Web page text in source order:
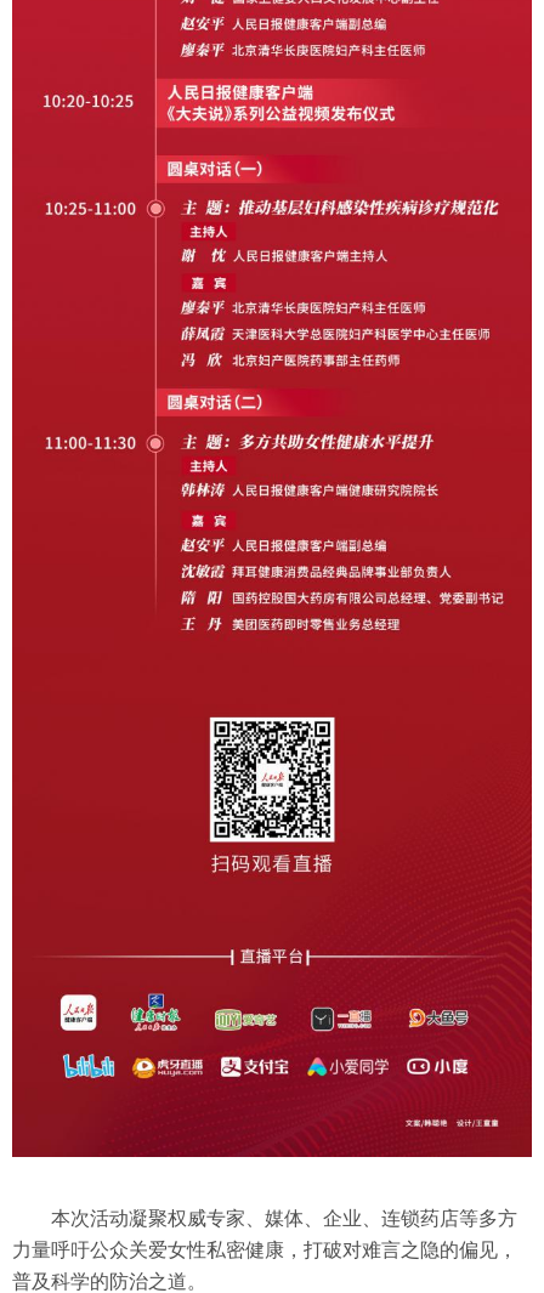
本次活动凝聚权威专家、媒体、企业、连锁药店等多方
力量呼吁公众关爱女性私密健康，打破对难言之隐的偏见，
普及科学的防治之道。